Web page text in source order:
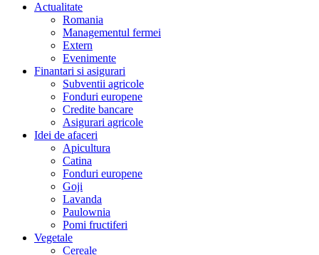
Actualitate
Romania
Managementul fermei
Extern
Evenimente
Finantari si asigurari
Subventii agricole
Fonduri europene
Credite bancare
Asigurari agricole
Idei de afaceri
Apicultura
Catina
Fonduri europene
Goji
Lavanda
Paulownia
Pomi fructiferi
Vegetale
Cereale